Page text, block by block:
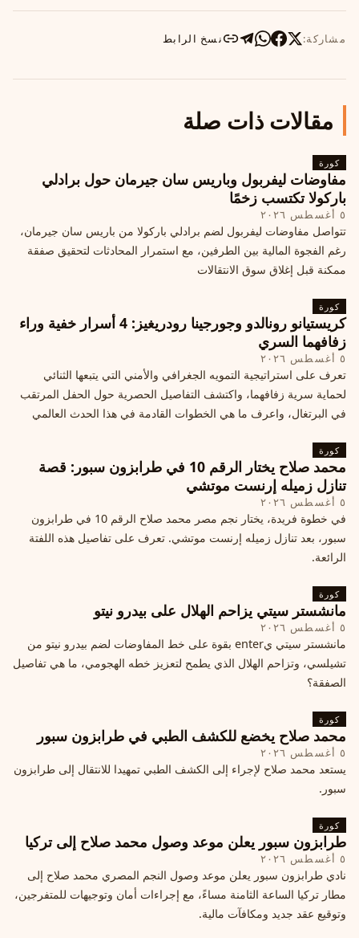
مشاركة: نسخ الرابط
مقالات ذات صلة
كورة
مفاوضات ليفربول وباريس سان جيرمان حول برادلي
باركولا تكتسب زخمًا
٥ أغسطس ٢٠٢٦
تتواصل مفاوضات ليفربول لضم برادلي باركولا من باريس سان جيرمان،
رغم الفجوة المالية بين الطرفين، مع استمرار المحادثات لتحقيق صفقة
ممكنة قبل إغلاق سوق الانتقالات
كورة
كريستيانو رونالدو وجورجينا رودريغيز: 4 أسرار خفية وراء
زفافهما السري
٥ أغسطس ٢٠٢٦
تعرف على استراتيجية التمويه الجغرافي والأمني التي يتبعها الثنائي
لحماية سرية زفافهما، واكتشف التفاصيل الحصرية حول الحفل المرتقب
في البرتغال، واعرف ما هي الخطوات القادمة في هذا الحدث العالمي
كورة
محمد صلاح يختار الرقم 10 في طرابزون سبور: قصة
تنازل زميله إرنست موتشي
٥ أغسطس ٢٠٢٦
في خطوة فريدة، يختار نجم مصر محمد صلاح الرقم 10 في طرابزون
سبور، بعد تنازل زميله إرنست موتشي. تعرف على تفاصيل هذه اللفتة
الرائعة.
كورة
مانشستر سيتي يزاحم الهلال على بيدرو نيتو
٥ أغسطس ٢٠٢٦
مانشستر سيتي يenter بقوة على خط المفاوضات لضم بيدرو نيتو من
تشيلسي، وتزاحم الهلال الذي يطمح لتعزيز خطه الهجومي، ما هي تفاصيل
الصفقة؟
كورة
محمد صلاح يخضع للكشف الطبي في طرابزون سبور
٥ أغسطس ٢٠٢٦
يستعد محمد صلاح لإجراء إلى الكشف الطبي تمهيدا للانتقال إلى طرابزون
سبور.
كورة
طرابزون سبور يعلن موعد وصول محمد صلاح إلى تركيا
٥ أغسطس ٢٠٢٦
نادي طرابزون سبور يعلن موعد وصول النجم المصري محمد صلاح إلى
مطار تركيا الساعة الثامنة مساءً، مع إجراءات أمان وتوجيهات للمتفرجين،
وتوقيع عقد جديد ومكافآت مالية.